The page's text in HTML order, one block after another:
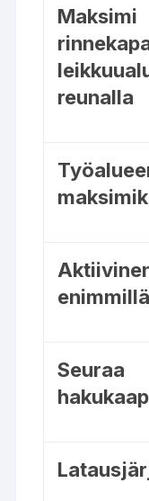
Maksimi
reunalla
Seuraa